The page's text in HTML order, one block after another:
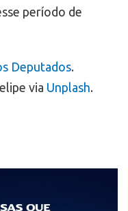
período de
Deputados.
via Unplash.